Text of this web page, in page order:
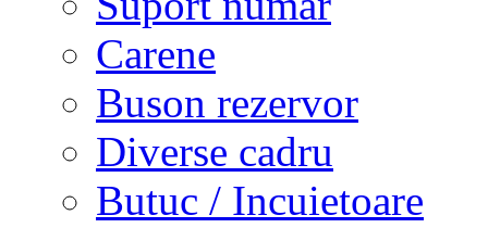
Carene
Buson rezervor
Diverse cadru
Butuc / Incuietoare